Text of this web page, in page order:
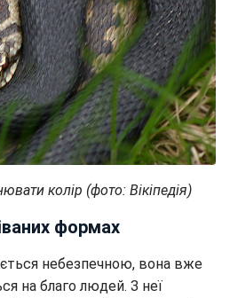
колір (фото: Вікіпедія)
формах
небезпечною, вона вже
на благо людей. З неї